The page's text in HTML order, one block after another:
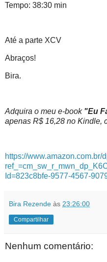
Tempo: 38:30 min
Até a parte XCV
Abraços!
Bira.
Adquira o meu e-book "Eu
apenas R$ 16,28 no Kindle,
https://www.amazon.com.br/
Id=823c8bfe-9577-4567-
Bira Rezende às 23:26:00
Compartilhar
Nenhum comentário: